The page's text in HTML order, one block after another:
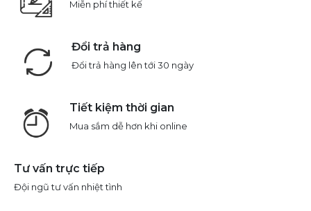
Miễn phí thiết kế
Đổi trả hàng
Đổi trả hàng lên tới 30 ngày
Tiết kiệm thời gian
Mua sắm dễ hơn khi online
Tư vấn trực tiếp
Đội ngũ tư vấn nhiệt tình